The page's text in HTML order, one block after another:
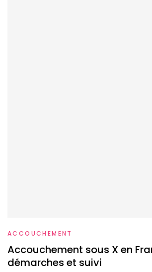
ACCOUCHEMENT
Accouchement sous X en
démarches et suivi